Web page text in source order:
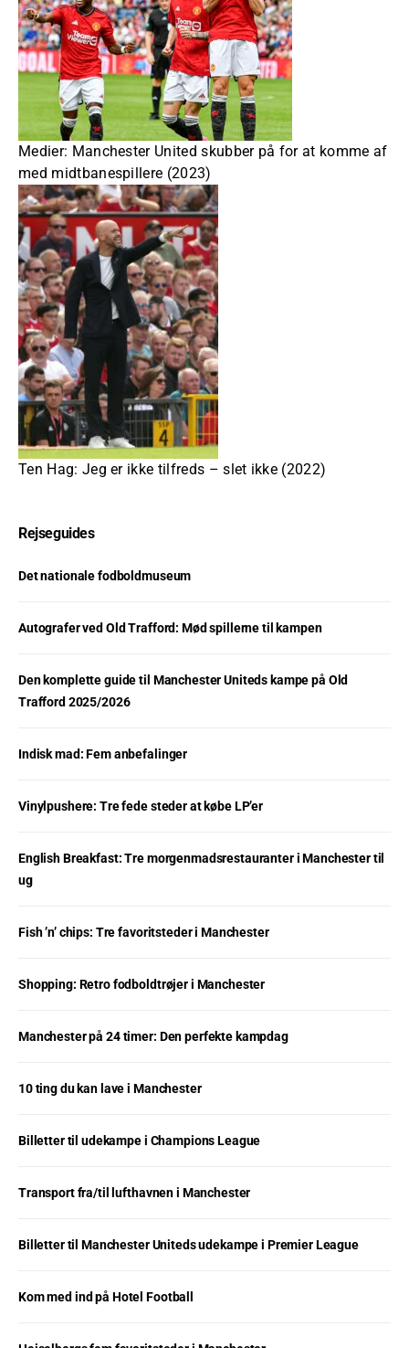
Medier: Manchester United skubber på for at komme af
med midtbanespillere (2023)
Ten Hag: Jeg er ikke tilfreds – slet ikke (2022)
Rejseguides
Det nationale fodboldmuseum
Autografer ved Old Trafford: Mød spillerne til kampen
Den komplette guide til Manchester Uniteds kampe på Old
Trafford 2025/2026
Indisk mad: Fem anbefalinger
Vinylpushere: Tre fede steder at købe LP’er
English Breakfast: Tre morgenmadsrestauranter i Manchester til
ug
Fish ’n’ chips: Tre favoritsteder i Manchester
Shopping: Retro fodboldtrøjer i Manchester
Manchester på 24 timer: Den perfekte kampdag
10 ting du kan lave i Manchester
Billetter til udekampe i Champions League
Transport fra/til lufthavnen i Manchester
Billetter til Manchester Uniteds udekampe i Premier League
Kom med ind på Hotel Football